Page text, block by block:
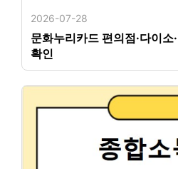
2026-07-28
문화누리카드 편의점·다이
확인